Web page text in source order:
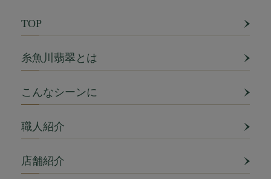
TOP
糸魚川翡翠とは
こんなシーンに
職人紹介
店舗紹介